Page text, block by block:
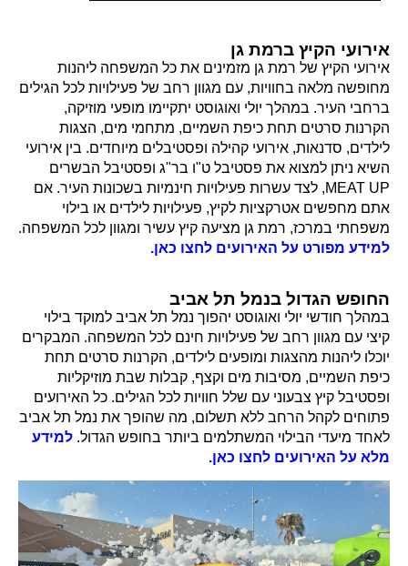
אירועי הקיץ ברמת גן
אירועי הקיץ של רמת גן מזמינים את כל המשפחה ליהנות
מחופשה מלאה בחוויות, עם מגוון רחב של פעילויות לכל הגילים
ברחבי העיר. במהלך יולי ואוגוסט יתקיימו מופעי מוזיקה,
הקרנות סרטים תחת כיפת השמיים, מתחמי מים, הצגות
לילדים, סדנאות, אירועי קהילה ופסטיבלים מיוחדים. בין אירועי
השיא ניתן למצוא את פסטיבל ט"ו בר"ג ופסטיבל הבשרים
MEAT UP, לצד עשרות פעילויות חינמיות בשכונות העיר. אם
אתם מחפשים אטרקציות לקיץ, פעילויות לילדים או בילוי
משפחתי במרכז, רמת גן מציעה קיץ עשיר ומגוון לכל המשפחה.
למידע מפורט על האירועים לחצו כאן.
החופש הגדול בנמל תל אביב
במהלך חודשי יולי ואוגוסט יהפוך נמל תל אביב למוקד בילוי
קיצי עם מגוון רחב של פעילויות חינם לכל המשפחה. המבקרים
יוכלו ליהנות מהצגות ומופעים לילדים, הקרנות סרטים תחת
כיפת השמיים, מסיבות מים וקצף, קבלות שבת מוזיקליות
ופסטיבל קיץ צבעוני עם שלל חוויות לכל הגילים. כל האירועים
פתוחים לקהל הרחב ללא תשלום, מה שהופך את נמל תל אביב
לאחד מיעדי הבילוי המשתלמים ביותר בחופש הגדול. למידע
מלא על האירועים לחצו כאן.